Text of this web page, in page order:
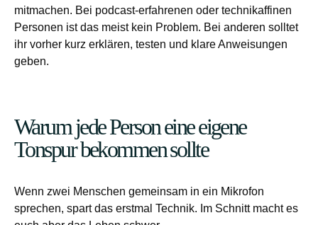
mitmachen. Bei podcast-erfahrenen oder technikaffinen
Personen ist das meist kein Problem. Bei anderen solltet
ihr vorher kurz erklären, testen und klare Anweisungen
geben.
Warum jede Person eine eigene
Tonspur bekommen sollte
Wenn zwei Menschen gemeinsam in ein Mikrofon
sprechen, spart das erstmal Technik. Im Schnitt macht es